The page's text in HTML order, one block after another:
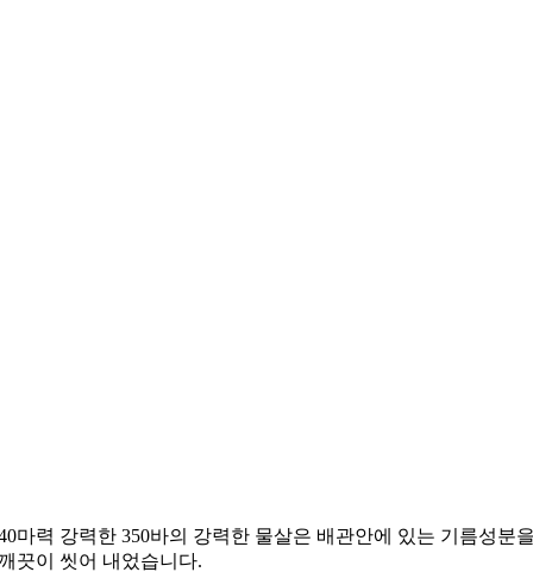
마력 강력한 350바의 강력한 물살은 배관안에 있는 기름성분
끗이 씻어 내었습니다.